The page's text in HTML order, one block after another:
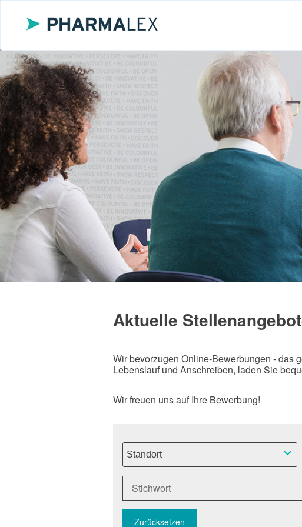
Aktuelle
Wir bevorzugen Online-Bewerbungen - das
Lebenslauf und Anschreiben, laden Sie
Wir freuen uns auf Ihre Bewerbung!
Standort
Zurücksetzen